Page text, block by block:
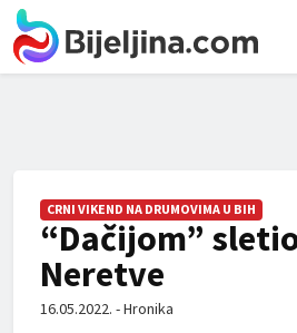
CRNI VIKEND NA DRUMOVIMA U BIH
“Dačijom”
Neretve
16.05.2022. - Hronika